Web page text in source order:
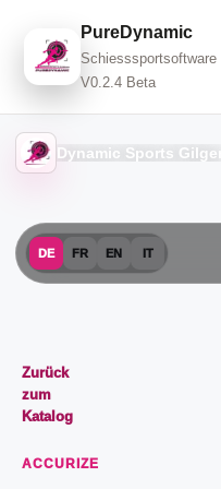
PureDynamic
Schiesssportsoftware
V0.2.4 Beta
Dynamic Sports Gilgen
DE FR EN IT
Zurück
zum
Katalog
ACCURIZE